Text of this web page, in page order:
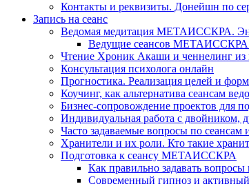
Контакты и реквизиты. Донейшн по
Запись на сеанс
Ведомая медитация МЕТАИССКРА.
Ведущие сеансов МЕТАИССКРА.
Чтение Хроник Акаши и ченнелинг из
Консультация психолога онлайн
Прогностика. Реализация целей и
Коучинг, как альтернатива сеансам
Бизнес-сопровождение проектов для
Индивидуальная работа с двойником,
Часто задаваемые вопросы по сеансам
Хранители и их роли. Кто такие
Подготовка к сеансу МЕТАИССКРА
Как правильно задавать
Современный гипноз и